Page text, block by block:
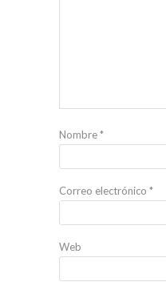
Nombre*
Correo electrónico *
Web